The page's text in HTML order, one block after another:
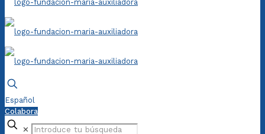
Español
Colabora
✕